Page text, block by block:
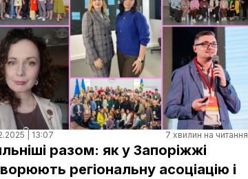
| 13:07 7 хвилин на читання
разом: як у Запоріжжі
регіональну асоціацію і